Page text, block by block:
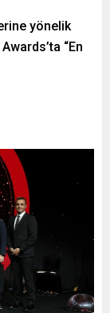
yönelik
“En